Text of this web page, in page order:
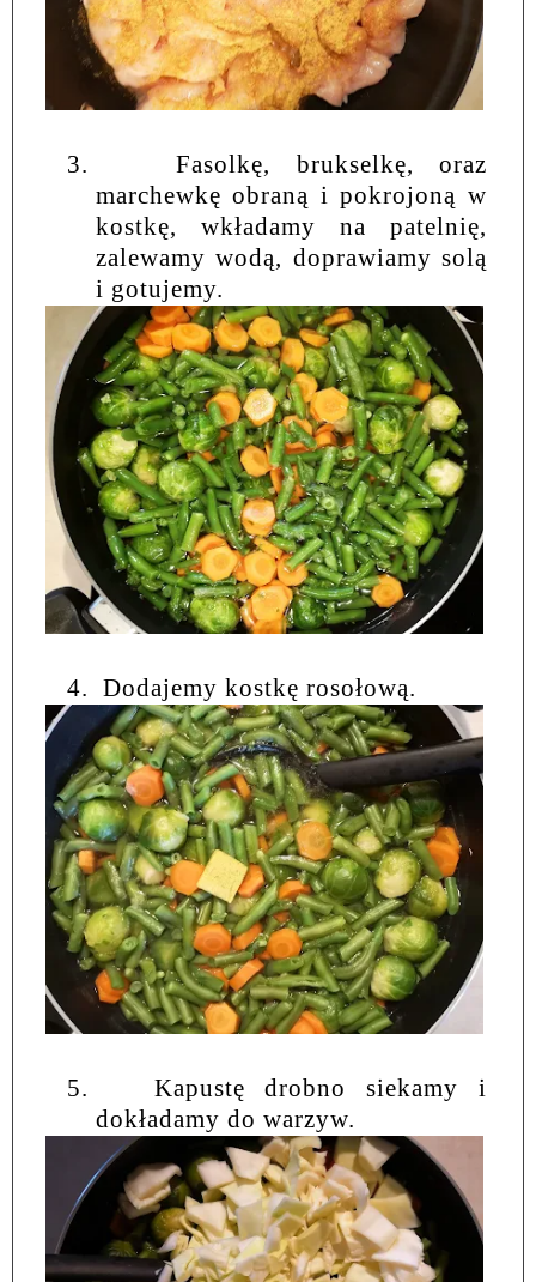
3.
Fasolkę, brukselkę, oraz
marchewkę obraną i pokrojoną w
kostkę, wkładamy na patelnię,
zalewamy wodą, doprawiamy solą
i gotujemy.
4. Dodajemy kostkę rosołową.
5.
Kapustę drobno siekamy i
dokładamy do warzyw.